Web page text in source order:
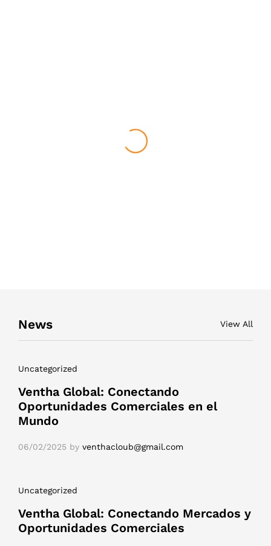
News View All
Uncategorized
Ventha Global: Conectando
Oportunidades Comerciales en el
Mundo
06/02/2025 by venthacloub@gmail.com
Uncategorized
Ventha Global: Conectando Mercados y
Oportunidades Comerciales